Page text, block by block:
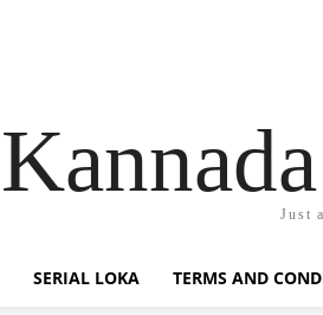
Just
SERIAL LOKA TERMS AND